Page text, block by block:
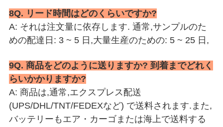
8Q. リード時間はどのくらいですか?
A: それは注文量に依存します. 通常,サンプルのた
めの配達日: 3 ~ 5 日,大量生産のための: 5 ~ 25 日,
9Q. 商品をどのように送りますか? 到着までどれく
らいかかりますか?
A: 商品は,通常,エクスプレス配送
(UPS/DHL/TNT/FEDEXなど) で送料されます.また,
バッテリーもエア・カーゴまたは海上で送料する